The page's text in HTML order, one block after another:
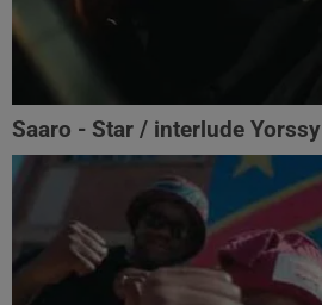
Saaro - Star / interlude Yorssy